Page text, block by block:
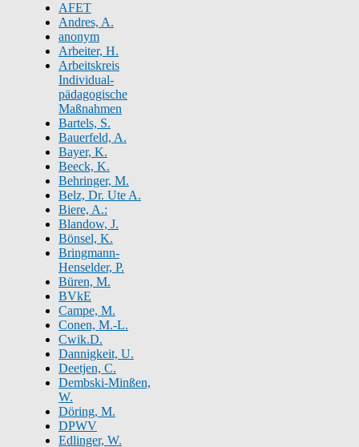
AFET
Andres, A.
anonym
Arbeiter, H.
Arbeitskreis
Individual-
pädagogische
Maßnahmen
Bartels, S.
Bauerfeld, A.
Bayer, K.
Beeck, K.
Behringer, M.
Belz, Dr. Ute A.
Biere, A.:
Blandow, J.
Bönsel, K.
Bringmann-
Henselder, P.
Büren, M.
BVkE
Campe, M.
Conen, M.-L.
Cwik.D.
Dannigkeit, U.
Deetjen, C.
Dembski-Minßen,
W.
Döring, M.
DPWV
Edlinger, W.